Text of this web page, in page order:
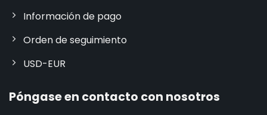
Información de pago
Orden de seguimiento
USD-EUR
Póngase en contacto con nosotros